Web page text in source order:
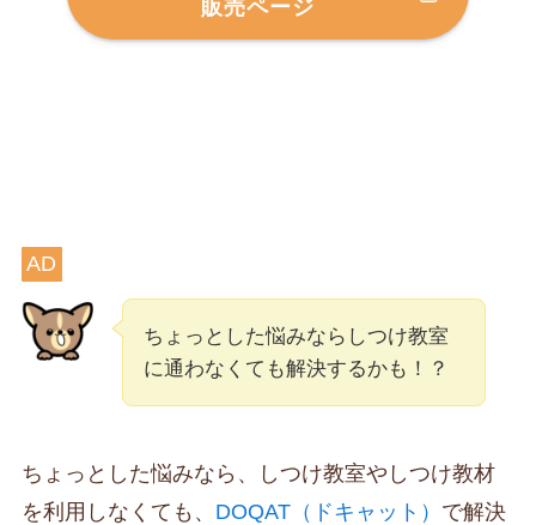
販売ページ
AD
ちょっとした悩みならしつけ教室
に通わなくても解決するかも！？
ちょっとした悩みなら、しつけ教室やしつけ教材
を利用しなくても、 DOQAT（ドキャット） で解決